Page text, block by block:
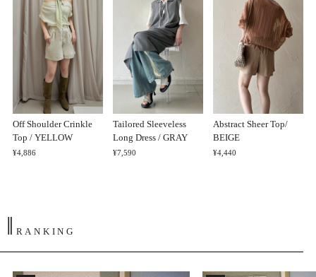
Off Shoulder Crinkle
Top / YELLOW
¥4,886
Tailored Sleeveless
Long Dress / GRAY
¥7,590
Abstract Sheer Top/
BEIGE
¥4,440
‖ RANKING